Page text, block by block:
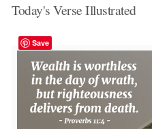
Today's Verse Illustrated
Save